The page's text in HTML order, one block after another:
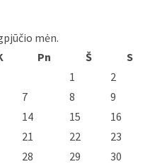
mėn.
Pn Š
S
1
2
7 8
9
14 15
16
21 22
23
28 29
30